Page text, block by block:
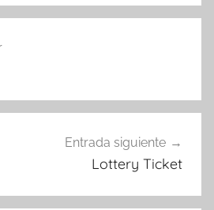
Entrada siguiente
Lottery Ticket